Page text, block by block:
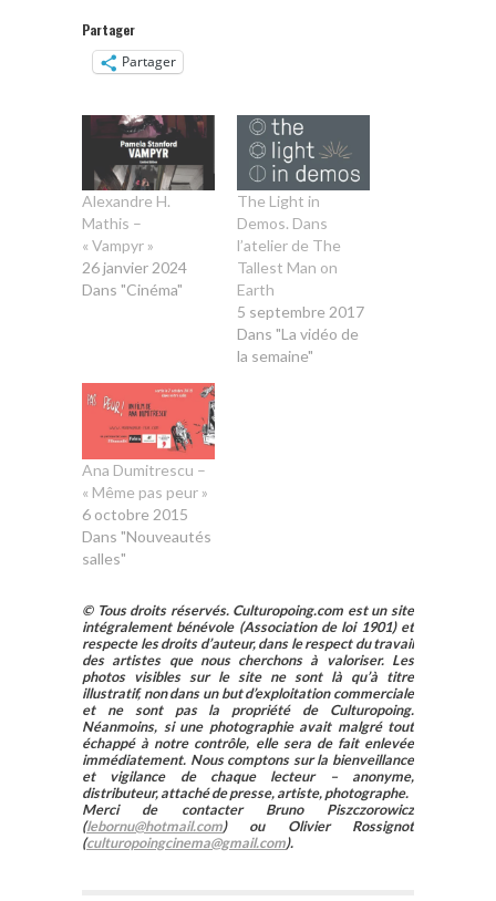
Partager
Partager
Alexandre H.
Mathis –
« Vampyr »
26 janvier 2024
Dans "Cinéma"
The Light in
Demos. Dans
l’atelier de The
Tallest Man on
Earth
5 septembre 2017
Dans "La vidéo de
la semaine"
Ana Dumitrescu –
« Même pas peur »
6 octobre 2015
Dans "Nouveautés
salles"
© Tous droits réservés. Culturopoing.com est un site
intégralement bénévole (Association de loi 1901) et
respecte les droits d’auteur, dans le respect du travail
des artistes que nous cherchons à valoriser. Les
photos visibles sur le site ne sont là qu’à titre
illustratif, non dans un but d’exploitation commerciale
et ne sont pas la propriété de Culturopoing.
Néanmoins, si une photographie avait malgré tout
échappé à notre contrôle, elle sera de fait enlevée
immédiatement. Nous comptons sur la bienveillance
et vigilance de chaque lecteur – anonyme,
distributeur, attaché de presse, artiste, photographe.
Merci de contacter Bruno Piszczorowicz
(lebornu@hotmail.com) ou Olivier Rossignot
(culturopoingcinema@gmail.com).